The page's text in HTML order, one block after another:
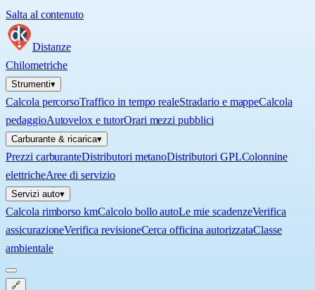
Salta al contenuto
Distanze
Chilometriche
Strumenti▾
Calcola percorsoTraffico in tempo realeStradario e mappeCalcola
pedaggioAutovelox e tutorOrari mezzi pubblici
Carburante & ricarica▾
Prezzi carburanteDistributori metanoDistributori GPLColonnine
elettricheAree di servizio
Servizi auto▾
Calcola rimborso kmCalcolo bollo autoLe mie scadenzeVerifica
assicurazioneVerifica revisioneCerca officina autorizzataClasse
ambientale
🔗